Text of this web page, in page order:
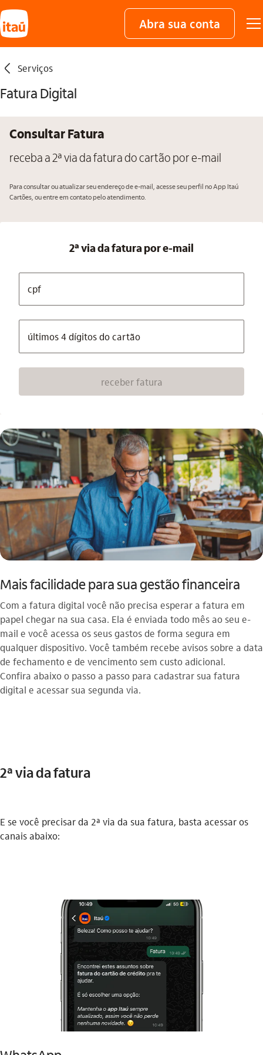
Abra sua conta
seta_esquerda Serviços
Fatura Digital
Consultar Fatura
receba a 2ª via da fatura do cartão por e-mail
Para consultar ou atualizar seu endereço de e-mail, acesse seu perfil no App Itaú
Cartões, ou entre em contato pelo atendimento.
2ª via da fatura por e-mail
cpf
últimos 4 dígitos do cartão
receber fatura
Mais facilidade para sua gestão financeira
Com a fatura digital você não precisa esperar a fatura em
papel chegar na sua casa. Ela é enviada todo mês ao seu e-
mail e você acessa os seus gastos de forma segura em
qualquer dispositivo. Você também recebe avisos sobre a data
de fechamento e de vencimento sem custo adicional.
Confira abaixo o passo a passo para cadastrar sua fatura
digital e acessar sua segunda via.
2ª via da fatura
E se você precisar da 2ª via da sua fatura, basta acessar os
canais abaixo: